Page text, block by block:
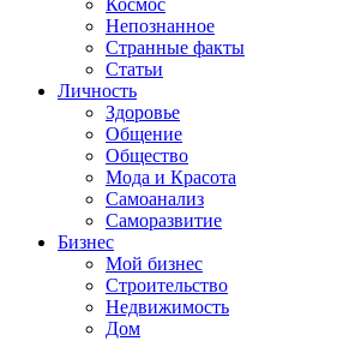
Непознанное
Странные факты
Статьи
Личность
Здоровье
Общение
Общество
Мода и Красота
Самоанализ
Саморазвитие
Бизнес
Мой бизнес
Строительство
Недвижимость
Дом